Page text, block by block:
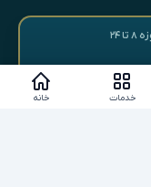
خدمات خانه
۲۴